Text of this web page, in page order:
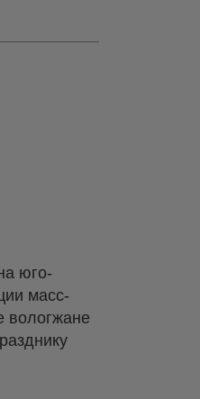
юго-
масс-
вологжане